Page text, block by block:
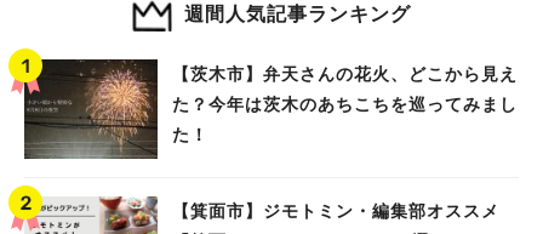
週間人気記事ランキング
【茨木市】弁天さんの花火、どこから見え
た？今年は茨木のあちこちを巡ってみまし
た！
【箕面市】ジモトミン・編集部オススメ